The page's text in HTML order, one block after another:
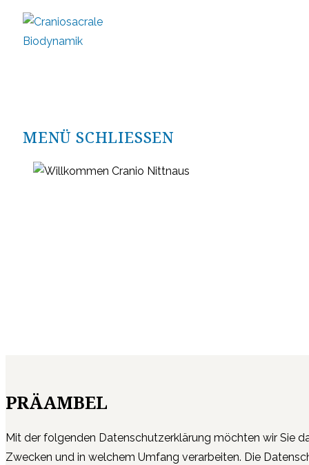
Zum
Inhalt
MENÜ SCHLIESSEN
PRÄAMBEL
Mit der folgenden Datenschutzerklärung möchten wir Sie
Zwecken und in welchem Umfang verarbeiten. Die